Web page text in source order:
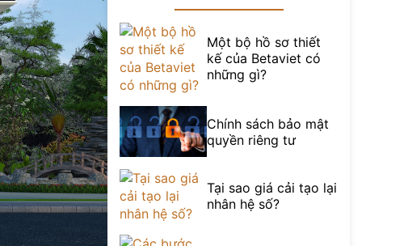
Một bộ hồ sơ thiết
kế của Betaviet có
những gì?
Chính sách bảo mật
quyền riêng tư
Tại sao giá cải tạo lại
nhân hệ số?